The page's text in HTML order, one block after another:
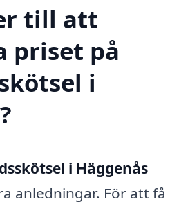
till att
priset på
i
i Häggenås
anledningar. För att få